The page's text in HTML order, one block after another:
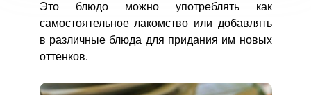
Это блюдо можно употреблять как
самостоятельное лакомство или добавлять
в различные блюда для придания им новых
оттенков.